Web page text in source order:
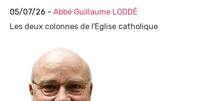
05/07/26 - Abbé Guillaume LODDÉ
Les deux colonnes de l'Eglise catholique